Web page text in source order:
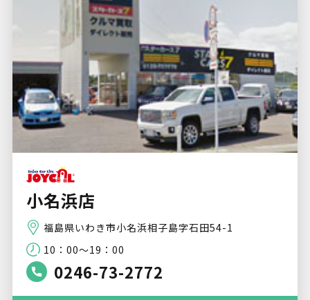
小名浜店
福島県いわき市小名浜相子島字石田54-1
10：00～19：00
0246-73-2772